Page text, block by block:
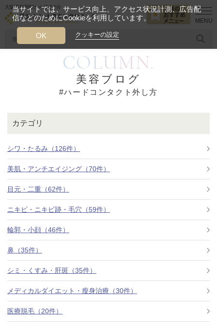
大阪西梅田駅から徒歩2分
糸リフト ヒアルロン酸
今月のおすすめメニュー
クリニックについて
料金一覧
施術症例
初めての方へ
ハードコンタクト外し方
COLUMN.
美容ブログ
#ハードコンタクト外し方
カテゴリ
シワ・たるみ（126件）
美肌・アンチエイジング（70件）
目元・二重（62件）
ニキビ・ニキビ跡・毛穴（59件）
輪郭・小顔（46件）
鼻（35件）
シミ・くすみ・肝斑（35件）
メディカルダイエット・瘦身治療（30件）
医療脱毛（20件）
当サイトでは、サービス向上、アクセス状況計測、広告配
信などのためにCookieを利用しています。
クッキーの設定
OK